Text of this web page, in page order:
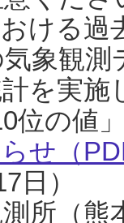
ける過
気象観
を実
位の値
せ（
日）
所（熊